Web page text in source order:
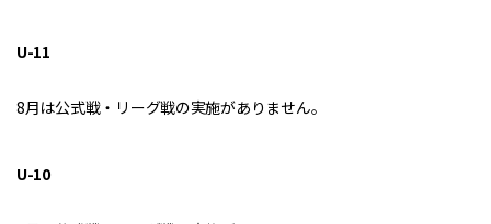
U-11
8月は公式戦・リーグ戦の実施がありません。
U-10